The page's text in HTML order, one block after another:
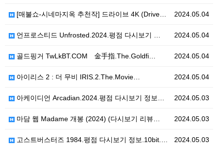
2024.05.04
[매불쇼-시네마지옥 추천작] 드라이브 4K (Drive…
2024.05.04
언프로스티드 Unfrosted.2024.평점 다시보기 …
2024.05.04
골드핑거 TwLkBT.COM 金手指.The.Goldfi…
2024.05.04
아이리스 2 : 더 무비 IRIS.2.The.Movie…
2024.05.03
아케이디언 Arcadian.2024.평점 다시보기 정보…
2024.05.03
마담 웹 Madame 개봉 (2024) (다시보기 리뷰…
2024.05.03
고스트버스터즈 1984.평점 다시보기 정보.10bit.…